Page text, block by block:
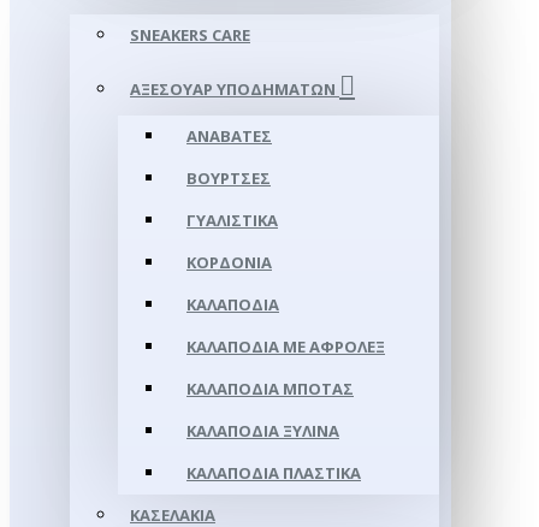
SNEAKERS CARE
ΑΞΕΣΟΥΑΡ ΥΠΟΔΗΜΆΤΩΝ
ΑΝΑΒΆΤΕΣ
ΒΟΎΡΤΣΕΣ
ΓΥΑΛΙΣΤΙΚΆ
ΚΟΡΔΌΝΙΑ
ΚΑΛΑΠΌΔΙΑ
ΚΑΛΑΠΌΔΙΑ ΜΕ ΑΦΡΟΛΕΞ
ΚΑΛΑΠΌΔΙΑ ΜΠΌΤΑΣ
ΚΑΛΑΠΌΔΙΑ ΞΎΛΙΝΑ
ΚΑΛΑΠΌΔΙΑ ΠΛΑΣΤΙΚΆ
ΚΑΣΕΛΆΚΙΑ